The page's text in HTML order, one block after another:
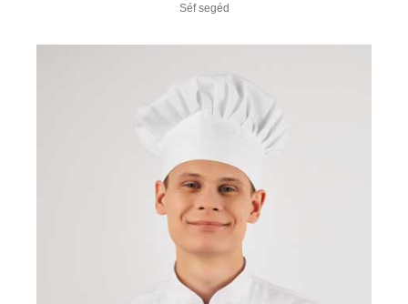
Séf segéd